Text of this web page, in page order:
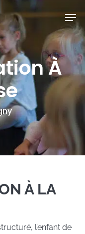
À
À LA
l’enfant de
Close
Menu